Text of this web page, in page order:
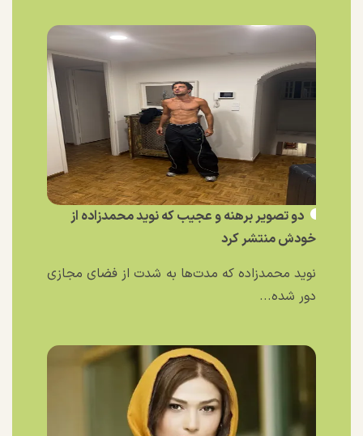
دو تصویر برهنه و عجیب که نوید محمدزاده از
خودش منتشر کرد
نوید محمدزاده که مدت‌ها به شدت از فضای مجازی
دور شده...